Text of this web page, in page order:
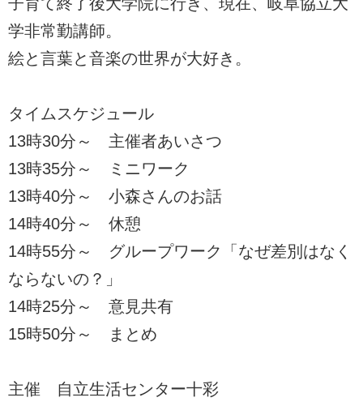
学非常勤講師。
絵と言葉と音楽の世界が大好き。
タイムスケジュール
13時30分～ 主催者あいさつ
13時35分～ ミニワーク
13時40分～ 小森さんのお話
14時40分～ 休憩
14時55分～ グループワーク「なぜ差別はなく
ならないの？」
14時25分～ 意見共有
15時50分～ まとめ
主催 自立生活センター十彩